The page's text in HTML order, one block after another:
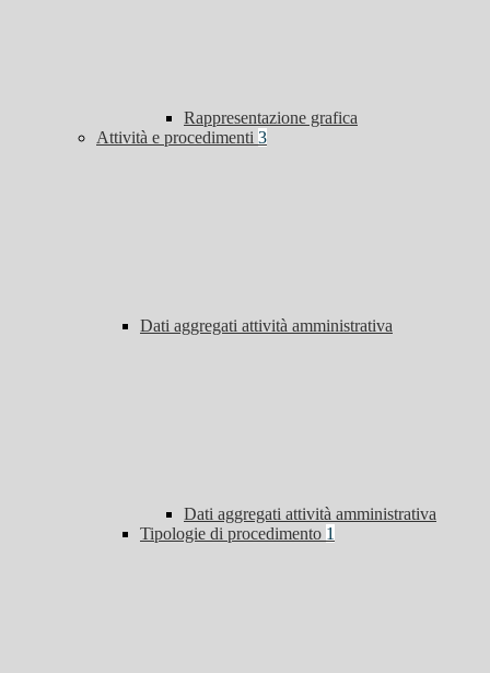
Rappresentazione grafica
Attività e procedimenti 3
Dati aggregati attività amministrativa
Dati aggregati attività amministrativa
Tipologie di procedimento 1